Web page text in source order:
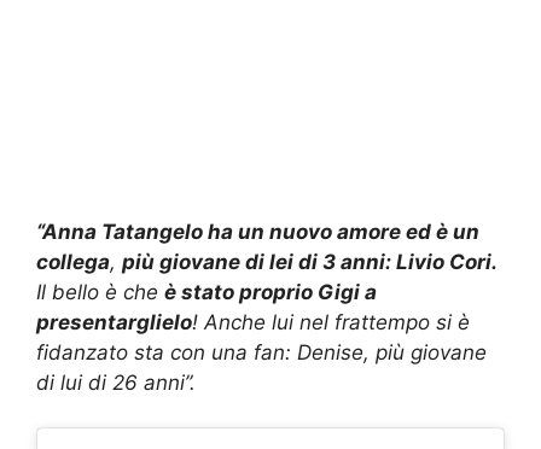
“Anna Tatangelo ha un nuovo amore ed è un
collega, più giovane di lei di 3 anni: Livio Cori.
Il bello è che è stato proprio Gigi a
presentarglielo! Anche lui nel frattempo si è
fidanzato sta con una fan: Denise, più giovane
di lui di 26 anni”.